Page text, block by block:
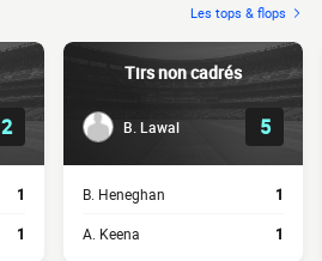
Les tops & flops
2
1
1
Tirs non cadrés
B. Lawal 5
B. Heneghan 1
A. Keena 1